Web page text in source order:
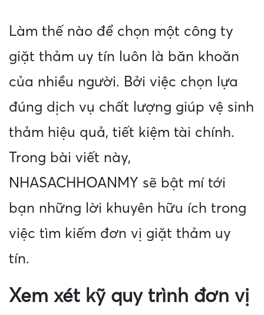
Làm thế nào để chọn một công ty
giặt thảm uy tín luôn là băn khoăn
của nhiều người. Bởi việc chọn lựa
đúng dịch vụ chất lượng giúp vệ sinh
thảm hiệu quả, tiết kiệm tài chính.
Trong bài viết này,
NHASACHHOANMY sẽ bật mí tới
bạn những lời khuyên hữu ích trong
việc tìm kiếm đơn vị giặt thảm uy
tín.
Xem xét kỹ quy trình đơn vị